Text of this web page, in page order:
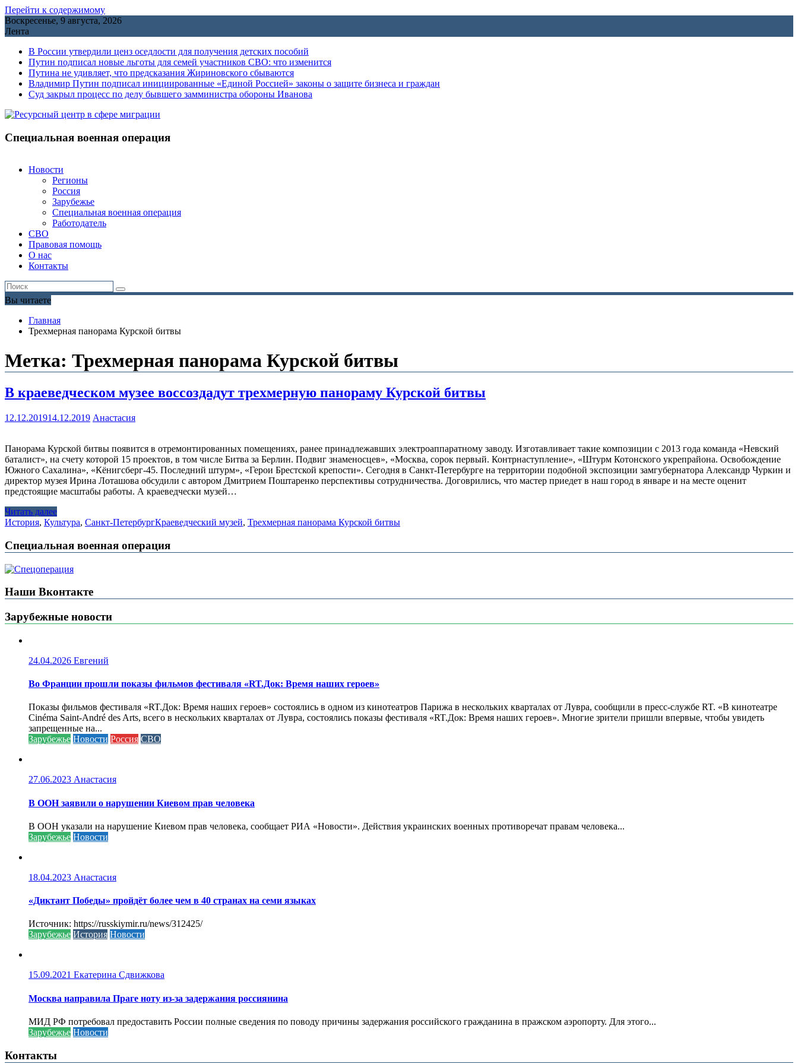
Перейти к содержимому
Воскресенье, 9 августа, 2026
Лента
В России утвердили ценз оседлости для получения детских пособий
Путин подписал новые льготы для семей участников СВО: что изменится
Путина не удивляет, что предсказания Жириновского сбываются
Владимир Путин подписал инициированные «Единой Россией» законы о защите бизнеса и граждан
Cуд закрыл процесс по делу бывшего замминистра обороны Иванова
Специальная военная операция
Новости
Регионы
Россия
Зарубежье
Специальная военная операция
Работодатель
СВО
Правовая помощь
О нас
Контакты
Вы читаете
Главная
Трехмерная панорама Курской битвы
Метка: Трехмерная панорама Курской битвы
В краеведческом музее воссоздадут трехмерную панораму Курской битвы
12.12.201914.12.2019 Анастасия
Панорама Курской битвы появится в отремонтированных помещениях, ранее принадлежавших электроаппаратному заводу. Изготавливает такие композиции с 2013 года команда «Невский
баталист», на счету которой 15 проектов, в том числе Битва за Берлин. Подвиг знаменосцев», «Москва, сорок первый. Контрнаступление», «Штурм Котонского укрепрайона. Освобождение
Южного Сахалина», «Кёнигсберг-45. Последний штурм», «Герои Брестской крепости». Сегодня в Санкт-Петербурге на территории подобной экспозиции замгубернатора Александр Чуркин и
директор музея Ирина Лоташова обсудили с автором Дмитрием Поштаренко перспективы сотрудничества. Договрились, что мастер приедет в наш город в январе и на месте оценит
предстоящие масштабы работы. А краеведчески музей…
Читать далее
История, Культура, Санкт-ПетербургКраеведческий музей, Трехмерная панорама Курской битвы
Специальная военная операция
Наши Вконтакте
Зарубежные новости
24.04.2026 Евгений
Во Франции прошли показы фильмов фестиваля «RT.Док: Время наших героев»
Показы фильмов фестиваля «RT.Док: Время наших героев» состоялись в одном из кинотеатров Парижа в нескольких кварталах от Лувра, сообщили в пресс-службе RT. «В кинотеатре
Cinéma Saint-André des Arts, всего в нескольких кварталах от Лувра, состоялись показы фестиваля «RT.Док: Время наших героев». Многие зрители пришли впервые, чтобы увидеть
запрещенные на...
Зарубежье Новости Россия СВО
27.06.2023 Анастасия
В ООН заявили о нарушении Киевом прав человека
В ООН указали на нарушение Киевом прав человека, сообщает РИА «Новости». Действия украинских военных противоречат правам человека...
Зарубежье Новости
18.04.2023 Анастасия
«Диктант Победы» пройдёт более чем в 40 странах на семи языках
Источник: https://russkiymir.ru/news/312425/
Зарубежье История Новости
15.09.2021 Екатерина Сдвижкова
Москва направила Праге ноту из-за задержания россиянина
МИД РФ потребовал предоставить России полные сведения по поводу причины задержания российского гражданина в пражском аэропорту. Для этого...
Зарубежье Новости
Контакты